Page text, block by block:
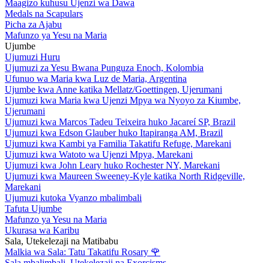
Maagizo kuhusu Ujenzi wa Dawa
Medals na Scapulars
Picha za Ajabu
Mafunzo ya Yesu na Maria
Ujumbe
Ujumuzi Huru
Ujumuzi za Yesu Bwana Punguza Enoch, Kolombia
Ufunuo wa Maria kwa Luz de Maria, Argentina
Ujumbe kwa Anne katika Mellatz/Goettingen, Ujerumani
Ujumuzi kwa Maria kwa Ujenzi Mpya wa Nyoyo za Kiumbe,
Ujerumani
Ujumuzi kwa Marcos Tadeu Teixeira huko Jacareí SP, Brazil
Ujumuzi kwa Edson Glauber huko Itapiranga AM, Brazil
Ujumuzi kwa Kambi ya Familia Takatifu Refuge, Marekani
Ujumuzi kwa Watoto wa Ujenzi Mpya, Marekani
Ujumuzi kwa John Leary huko Rochester NY, Marekani
Ujumuzi kwa Maureen Sweeney-Kyle katika North Ridgeville,
Marekani
Ujumuzi kutoka Vyanzo mbalimbali
Tafuta Ujumbe
Mafunzo ya Yesu na Maria
Ukurasa wa Karibu
Sala, Utekelezaji na Matibabu
Malkia wa Sala: Tatu Takatifu Rosary 🌹